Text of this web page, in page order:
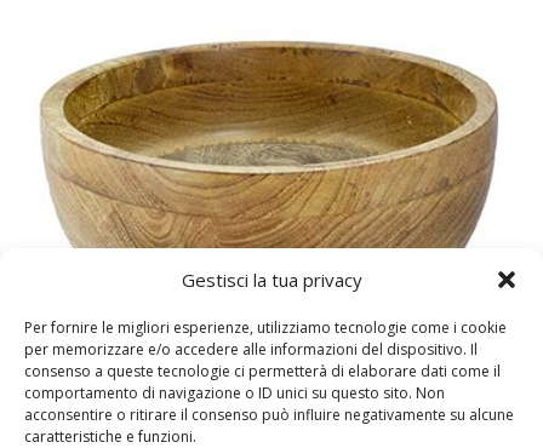
Gestisci la tua privacy
Per fornire le migliori esperienze, utilizziamo tecnologie come i cookie
per memorizzare e/o accedere alle informazioni del dispositivo. Il
consenso a queste tecnologie ci permetterà di elaborare dati come il
comportamento di navigazione o ID unici su questo sito. Non
acconsentire o ritirare il consenso può influire negativamente su alcune
caratteristiche e funzioni.
DM House Insalatiera grande in legno di mango, XXL,
24,5cm Ø x 9,5 cm di altezza, finitura a cera naturale
senza vernice artificiale. Fatto a mano, stile e design
unici.